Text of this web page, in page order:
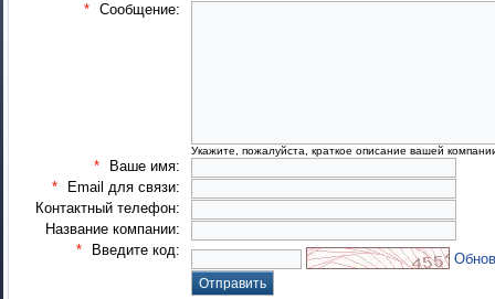
* Сообщение:
Укажите, пожалуйста, краткое описание вашей
*
Ваше имя:
*
Email для связи:
Контактный телефон:
Название компании:
*
Введите код: